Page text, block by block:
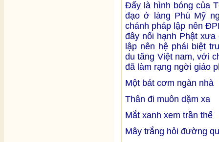
Đấy là hình bóng của
đạo ở làng Phú Mỹ
chánh pháp lập nên
đây nối hạnh Phật xưa
lập nên hệ phái biệt
du tăng Việt nam, với
đã làm rạng ngời giáo
Một bát cơm ngàn nhà
Thân đi muôn dặm xa
Mắt xanh xem trần thế
Mây trắng hỏi đường